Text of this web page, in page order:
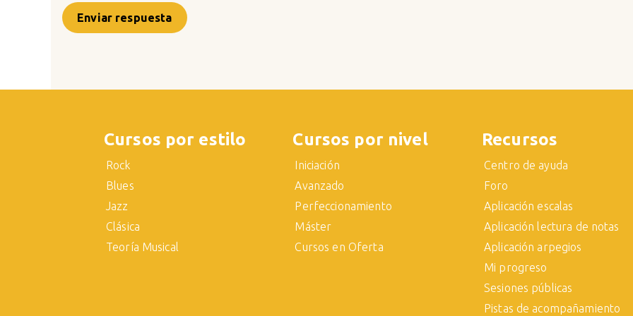
Enviar respuesta
Cursos por estilo
Rock
Blues
Jazz
Clásica
Teoría Musical
Cursos por nivel
Iniciación
Avanzado
Perfeccionamiento
Máster
Cursos en Oferta
Recursos
Centro de ayuda
Foro
Aplicación escalas
Aplicación lectura de notas
Aplicación arpegios
Mi progreso
Sesiones públicas
Pistas de acompañamiento